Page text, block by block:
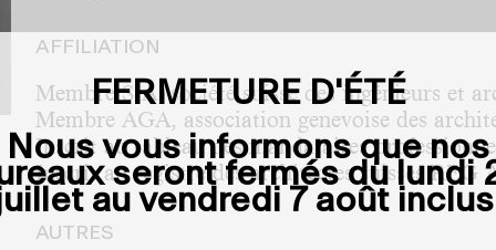
AFFILIATION
Membre SIA, société suisse des ingénieurs et
Membre AGA, association genevoise des
Inscrit au tableau des mandataires
Inscrit au registre des architectes suisses REG
AUTRES
FERMETURE D'ÉTÉ
Nous vous informons que nos
seront fermés dulundi
au vendredi 7 août inclus